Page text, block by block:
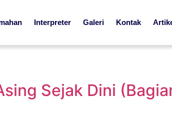
Interpreter Galeri Kontak
Sejak Dini